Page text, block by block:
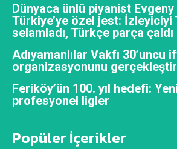
Dünyaca ünlü piyanist Evgeny
Türkiye’ye özel jest: İzleyiciyi
selamladı, Türkçe parça çaldı
Adıyamanlılar Vakfı 30’uncu
organizasyonunu
Feriköy’ün 100. yıl hedefi:
profesyonel ligler
Popüler İçerikler